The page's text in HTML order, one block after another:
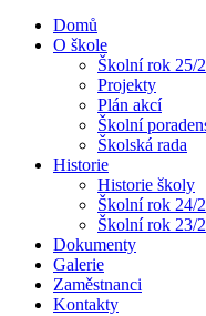
Domů
O škole
Školní rok 25/
Projekty
Plán akcí
Školní
Školská rada
Historie
Historie školy
Školní rok 24/
Školní rok 23/
Dokumenty
Galerie
Zaměstnanci
Kontakty